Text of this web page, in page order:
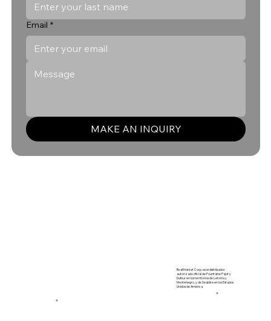
Email *
MAKE AN INQUIRY
BoatMarket Corp. es el distribuidor
autorizado oficial de Fountaine Pajot y
Dufour en los territorios de Letonia y
Montenegro, y de Seabike en los Estados
Unidos de América.